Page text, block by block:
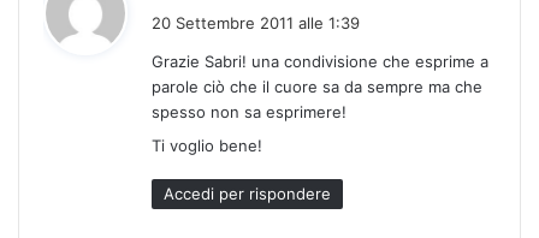
e
t
t
:
20 Settembre 2011 alle 1:39
Grazie Sabri! una condivisione che esprime a
parole ciò che il cuore sa da sempre ma che
spesso non sa esprimere!
Ti voglio bene!
Accedi per rispondere